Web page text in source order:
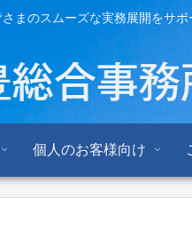
まのスムーズな実務展開をサポ
個人のお客様向け